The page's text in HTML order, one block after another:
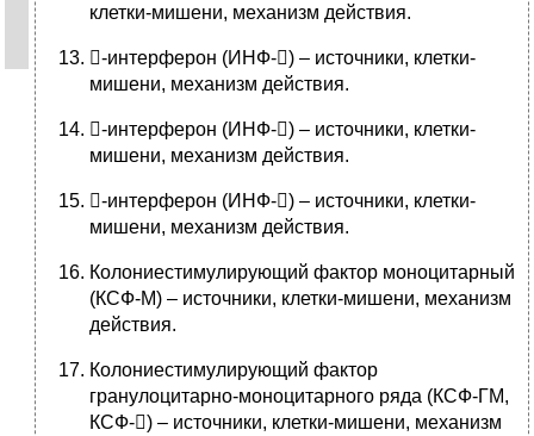
клетки-мишени, механизм действия.
-интерферон (ИНФ-) – источники, клетки-
мишени, механизм действия.
-интерферон (ИНФ-) – источники, клетки-
мишени, механизм действия.
-интерферон (ИНФ-) – источники, клетки-
мишени, механизм действия.
Колониестимулирующий фактор моноцитарный
(КСФ-М) – источники, клетки-мишени, механизм
действия.
Колониестимулирующий фактор
гранулоцитарно-моноцитарного ряда (КСФ-ГМ,
КСФ-) – источники, клетки-мишени, механизм